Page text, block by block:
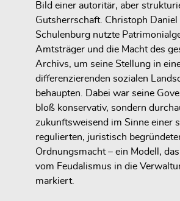
Bild einer autoritär, aber
Gutsherrschaft. Christoph Daniel
Schulenburg nutzte
Amtsträger und die Macht des
Archivs, um seine Stellung in
differenzierenden sozialen
behaupten. Dabei war seine
bloß konservativ, sondern
zukunftsweisend im Sinne einer
regulierten, juristisch
Ordnungsmacht – ein Modell,
vom Feudalismus in die
markiert.